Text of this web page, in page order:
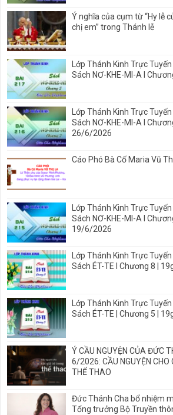
Ý nghĩa của cụm từ “Hy lễ
chị em” trong Thánh lễ
Lớp Thánh Kinh Trực
Sách NƠ-KHE-MI-A I
Lớp Thánh Kinh Trực
Sách NƠ-KHE-MI-A I
26/6/2026
Cáo Phó Bà Cố Maria Vũ
Lớp Thánh Kinh Trực
Sách NƠ-KHE-MI-A I
19/6/2026
Lớp Thánh Kinh Trực
Sách ÉT-TE I Chương 8 |
Lớp Thánh Kinh Trực
Sách ÉT-TE | Chương 5 |
Ý CẦU NGUYỆN CỦA ĐỨC
6/2026: CẦU NGUYỆN CHO
THỂ THAO
Đức Thánh Cha bổ nhiệm
Tổng trưởng Bộ Truyền